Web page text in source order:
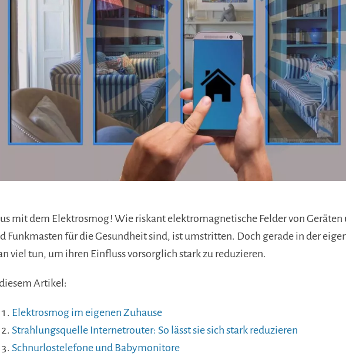
mit dem Elektrosmog ! Wie riskant elektromagnetische Felder von
Funkmasten für die Gesundheit sind, ist umstritten. Doch gerade in der
viel tun, um ihren Einfluss vorsorglich stark zu reduzieren.
Artikel:
Elektrosmog im eigenen Zuhause
Strahlungsquelle Internetrouter: So lässt sie sich stark reduzieren
Schnurlostelefone und Babymonitore